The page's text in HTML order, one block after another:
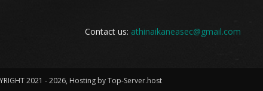
Contact us: athinaikaneasec@gmail.com
2021 - 2026, Hosting by Top-Server.host